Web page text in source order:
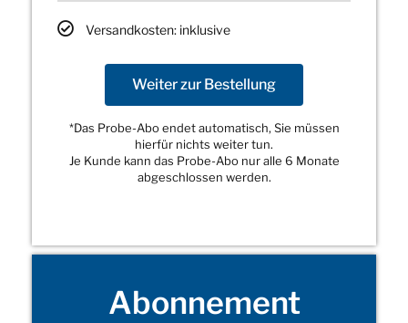
Versandkosten: inklusive
Weiter zur Bestellung
*Das Probe-Abo endet automatisch, Sie müssen
hierfür nichts weiter tun.
Je Kunde kann das Probe-Abo nur alle 6 Monate
abgeschlossen werden.
Abonnement